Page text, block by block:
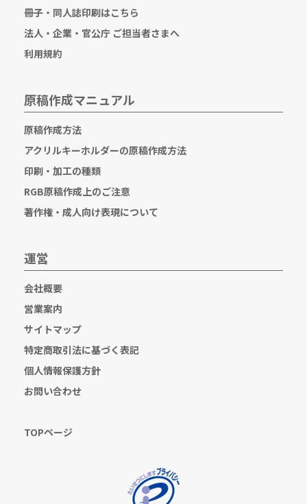
冊子・同人誌印刷はこちら
法人・企業・官公庁 ご担当者さまへ
利用規約
原稿作成マニュアル
原稿作成方法
アクリルキーホルダーの原稿作成方法
印刷・加工の種類
RGB原稿作成上のご注意
著作権・成人向け表現について
運営
会社概要
営業案内
サイトマップ
特定商取引法に基づく表記
個人情報保護方針
お問い合わせ
TOPページ